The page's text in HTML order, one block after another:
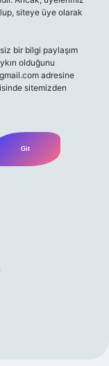
siteye üye olarak
bir bilgi paylaşım
olduğunu
adresine
sitemizden